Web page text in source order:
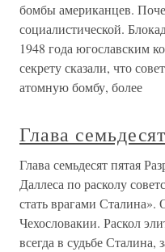
бомбы американцев.
социалистической.
1948 года югославским
секрету сказали, что
атомную бомбу, более
Глава
Глава семьдесят пятая
Даллеса по расколу
стать врагами
Чехословакии. Раскол
всегда в судьбе Сталина,